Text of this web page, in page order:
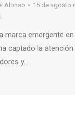
Alonso
15 de agosto
marca emergente
captado la
y…